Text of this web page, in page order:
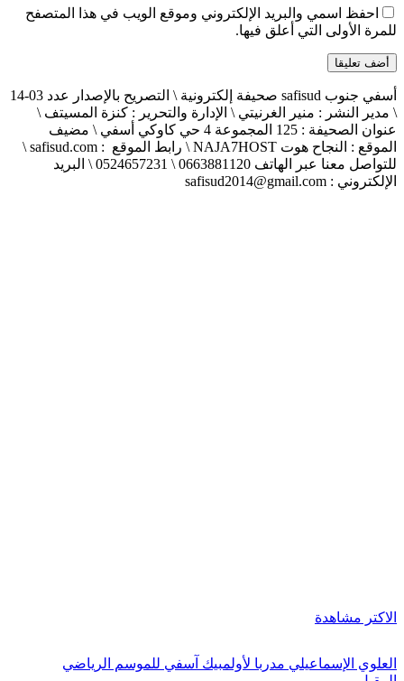
احفظ اسمي والبريد الإلكتروني وموقع الويب في هذا المتصفح
للمرة الأولى التي أعلق فيها.
أسفي جنوب safisud صحيفة إلكترونية \ التصريح بالإصدار عدد 03-14
\ مدير النشر : منير الغرنيتي \ الإدارة والتحرير : كنزة المسيتف \
عنوان الصحيفة : 125 المجموعة 4 حي كاوكي أسفي \ مضيف
الموقع : النجاح هوت NAJA7HOST \ رابط الموقع : safisud.com \
للتواصل معنا عبر الهاتف 0663881120 \ 0524657231 \ البريد
الإلكتروني : safisud2014@gmail.com
الاكتر مشاهدة
العلوي الإسماعيلي مدربا لأولمبيك آسفي للموسم الرياضي